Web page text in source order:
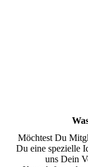
Möchtest Du
Du eine spezielle
uns Dein